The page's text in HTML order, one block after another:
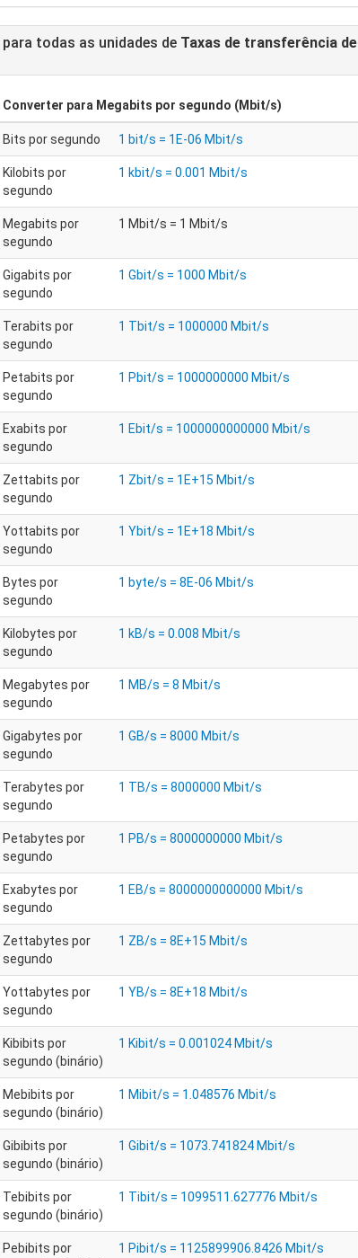
para todas as unidades de Taxas de transferência de
Converter para Megabits por segundo (Mbit/s)
Bits por segundo 1 bit/s = 1E-06 Mbit/s
Kilobits por
segundo
1 kbit/s = 0.001 Mbit/s
Megabits por
segundo
1 Mbit/s = 1 Mbit/s
Gigabits por
segundo
1 Gbit/s = 1000 Mbit/s
Terabits por
segundo
1 Tbit/s = 1000000 Mbit/s
Petabits por
segundo
1 Pbit/s = 1000000000 Mbit/s
Exabits por
segundo
1 Ebit/s = 1000000000000 Mbit/s
Zettabits por
segundo
1 Zbit/s = 1E+15 Mbit/s
Yottabits por
segundo
1 Ybit/s = 1E+18 Mbit/s
Bytes por
segundo
1 byte/s = 8E-06 Mbit/s
Kilobytes por
segundo
1 kB/s = 0.008 Mbit/s
Megabytes por
segundo
1 MB/s = 8 Mbit/s
Gigabytes por
segundo
1 GB/s = 8000 Mbit/s
Terabytes por
segundo
1 TB/s = 8000000 Mbit/s
Petabytes por
segundo
1 PB/s = 8000000000 Mbit/s
Exabytes por
segundo
1 EB/s = 8000000000000 Mbit/s
Zettabytes por
segundo
1 ZB/s = 8E+15 Mbit/s
Yottabytes por
segundo
1 YB/s = 8E+18 Mbit/s
Kibibits por
segundo (binário)
1 Kibit/s = 0.001024 Mbit/s
Mebibits por
segundo (binário)
1 Mibit/s = 1.048576 Mbit/s
Gibibits por
segundo (binário)
1 Gibit/s = 1073.741824 Mbit/s
Tebibits por
segundo (binário)
1 Tibit/s = 1099511.627776 Mbit/s
Pebibits por
1 Pibit/s = 1125899906.8426 Mbit/s